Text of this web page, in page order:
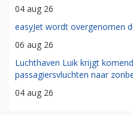
04 aug 26
easyJet wordt overgenomen
06 aug 26
Luchthaven Luik krijgt
passagiersvluchten naar
04 aug 26